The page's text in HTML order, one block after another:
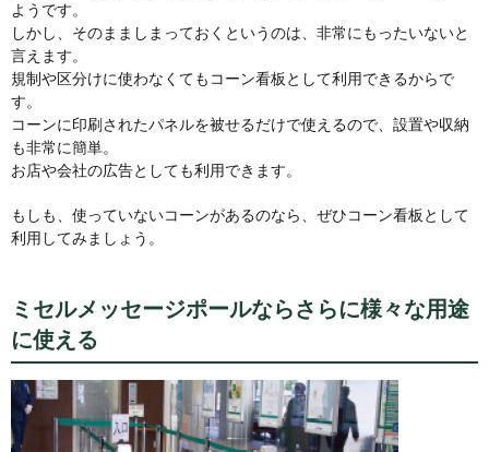
ようです。
しかし、そのまましまっておくというのは、非常にもったいないと
言えます。
規制や区分けに使わなくてもコーン看板として利用できるからで
す。
コーンに印刷されたパネルを被せるだけで使えるので、設置や収納
も非常に簡単。
お店や会社の広告としても利用できます。
もしも、使っていないコーンがあるのなら、ぜひコーン看板として
利用してみましょう。
ミセルメッセージポールならさらに様々な用途
に使える